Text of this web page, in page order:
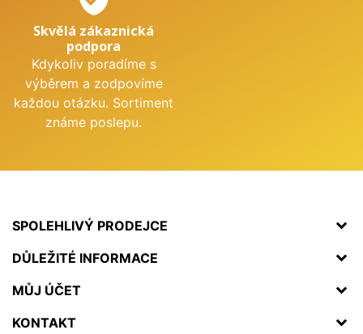
Skvělá zákaznická
podpora
Kdykoliv poradíme s
výběrem a zodpovíme
každou otázku. Sortiment
známe poslepu.
SPOLEHLIVÝ PRODEJCE
DŮLEŽITÉ INFORMACE
MŮJ ÚČET
KONTAKT